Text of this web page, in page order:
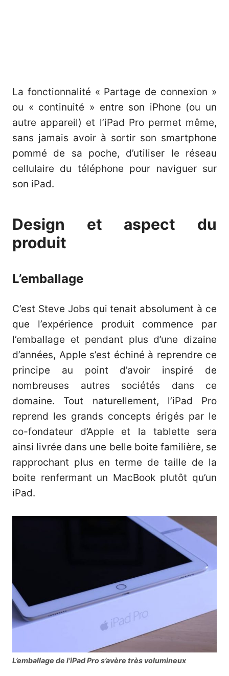
La fonctionnalité « Partage de connexion »
ou « continuité » entre son iPhone (ou un
autre appareil) et l’iPad Pro permet même,
sans jamais avoir à sortir son smartphone
pommé de sa poche, d’utiliser le réseau
cellulaire du téléphone pour naviguer sur
son iPad.
Design et aspect du
produit
L’emballage
C’est Steve Jobs qui tenait absolument à ce
que l’expérience produit commence par
l’emballage et pendant plus d’une dizaine
d’années, Apple s’est échiné à reprendre ce
principe au point d’avoir inspiré de
nombreuses autres sociétés dans ce
domaine. Tout naturellement, l’iPad Pro
reprend les grands concepts érigés par le
co-fondateur d’Apple et la tablette sera
ainsi livrée dans une belle boite familière, se
rapprochant plus en terme de taille de la
boite renfermant un MacBook plutôt qu’un
iPad.
L’emballage de l’iPad Pro s’avère très volumineux